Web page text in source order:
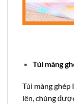
Túi màng
Túi màng
lên, chúng